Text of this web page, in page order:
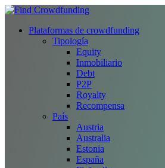
Plataformas de crowdfunding
Tipología
Equity
Inmobiliario
Debt
P2P
Royalty
Recompensa
País
Austria
Australia
Estonia
España